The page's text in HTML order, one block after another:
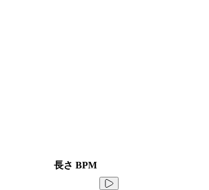
長さ BPM